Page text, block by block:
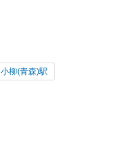
小柳(青森)駅